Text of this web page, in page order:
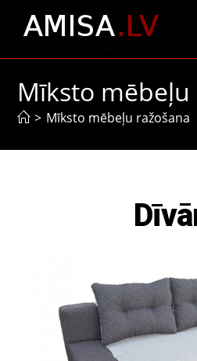
Mīksto mēbeļu
> Mīksto mēbeļu ražošana